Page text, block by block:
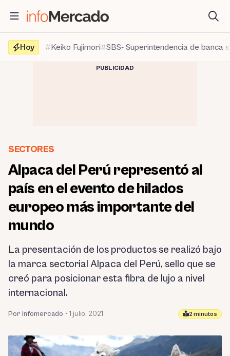
contenido
Hoy
Keiko Fujimori SBS- Superintendencia de banca
PUBLICIDAD
SECTORES
Alpaca del Perú representó al
país en el evento de hilados
europeo más importante del
mundo
La presentación de los productos se realizó bajo
la marca sectorial Alpaca del Perú, sello que se
creó para posicionar esta fibra de lujo a nivel
internacional.
Por Infomercado • 1 julio, 2021 2 minutos